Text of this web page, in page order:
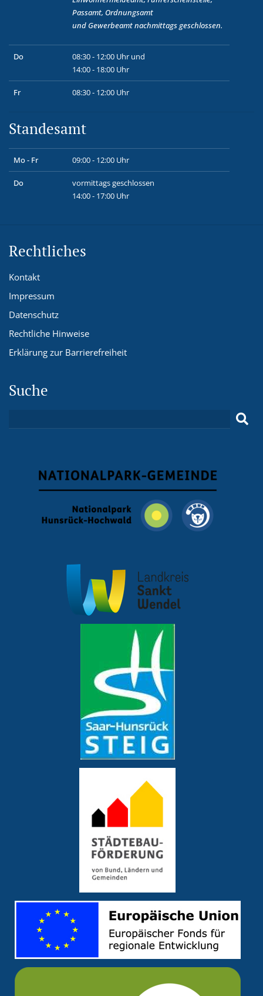
Passamt, Ordnungsamt
und Gewerbeamtnachmittags geschlossen.
Do
08:30 - 12:00 Uhr und
14:00 - 18:00 Uhr
Fr 08:30 - 12:00 Uhr
Standesamt
Mo - Fr 09:00 - 12:00 Uhr
Do
vormittags geschlossen
14:00 - 17:00 Uhr
Rechtliches
Kontakt
Impressum
Datenschutz
Rechtliche Hinweise
Erklärung zur Barrierefreiheit
Suche